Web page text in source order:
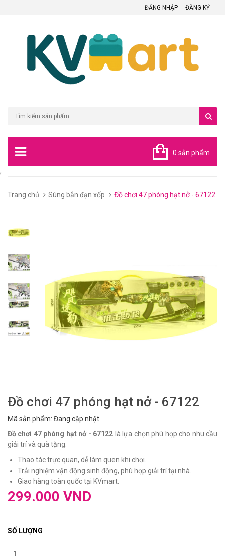
ĐĂNG NHẬP ĐĂNG KÝ
0 sản phẩm
;
Trang chủ Súng bắn đạn xốp Đồ chơi 47 phóng hạt nở - 67122
Đồ chơi 47 phóng hạt nở - 67122
Mã sản phẩm: Đang cập nhật
Đồ chơi 47 phóng hạt nở - 67122 là lựa chọn phù hợp cho nhu cầu
giải trí và quà tặng.
Thao tác trực quan, dễ làm quen khi chơi.
Trải nghiệm vận động sinh động, phù hợp giải trí tại nhà.
Giao hàng toàn quốc tại KVmart.
299.000 VND
SỐ LƯỢNG